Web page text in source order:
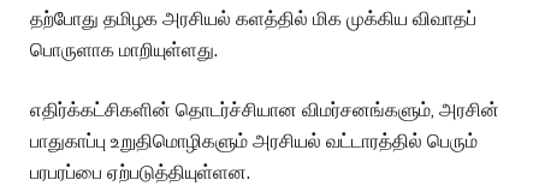
தற்போது தமிழக அரசியல் களத்தில் மிக முக்கிய விவாதப்
பொருளாக மாறியுள்ளது.
எதிர்க்கட்சிகளின் தொடர்ச்சியான விமர்சனங்களும், அரசின்
பாதுகாப்பு உறுதிமொழிகளும் அரசியல் வட்டாரத்தில் பெரும்
பரபரப்பை ஏற்படுத்தியுள்ளன.